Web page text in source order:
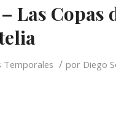
Las Copas
Temporales / por Diego